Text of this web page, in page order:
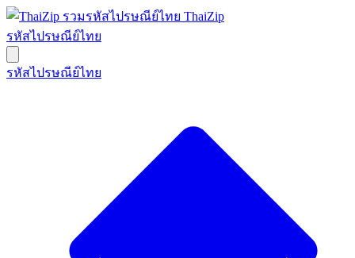
ThaiZip
รหัสไปรษณีย์ไทย
รหัสไปรษณีย์ไทย